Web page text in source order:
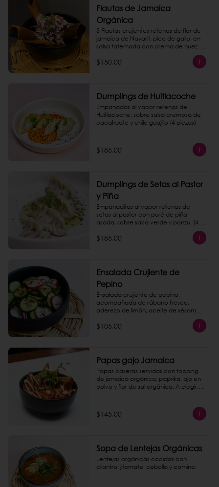
Flautas de Jamaica
Orgánica
3 Flautas crujientes rellenas de flor de
jamaica de Nayarit, pico de gallo, en
salsa tatemada con crema de nuez
$150.00
Dumplings de Huitlacoche
Empanadas al vapor rellenas de
Huitlacoche, sobre salsa cremosa de
cacahuate y chile guajillo (4 piezas)
$185.00
Dumplings de Setas al Pastor
y Piña
Empanaditas al vapor rellenas de
setas al pastor con puré de piña
asada, sobre salsa verde y ponzu. (4
$185.00
Ensalada Crujiente de
Pepino
Ensalada crujiente de pepino,
acompañada de rábano fresco,
aderezo de limón, aceite de sésamo y
$105.00
Papas gajo Jamaica
Papas caseras servidas con topping
de jamaica orgánica, paprika, ajo en
polvo y flor de sal orgánica. A elegir:
$145.00
Sopa de Lentejas Orgánicas
Lentejas orgánicas cocidas con
cilantro, jitomate, cebolla y comino.